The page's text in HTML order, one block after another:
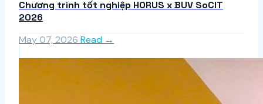
Chương trình tốt nghiệp HORUS x BUV SoCIT
2026
May 07, 2026 Read →